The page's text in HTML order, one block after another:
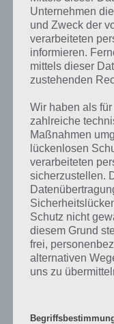
Weitere
Level
Ebenfalls im gleichen
Münzen” befinden sich “
getragen ” und “Bild:
Sachverhalt, um zur
Wenn die Lösung nicht
Lösung von 94 Prozent
einfach in den
aktuellen Antworten
Darum geht es
Was ist 94%? In der
einer Aussage die
Prozent, wovon die
Unternehmen
und Zweck der
verarbeiteten
informieren.
mittels dieser
zustehenden
Wir haben als
zahlreiche
Maßnahmen
lückenlosen
verarbeiteten
sicherzustellen.
Schutz nicht
diesem Grund
frei,
alternativen
uns zu